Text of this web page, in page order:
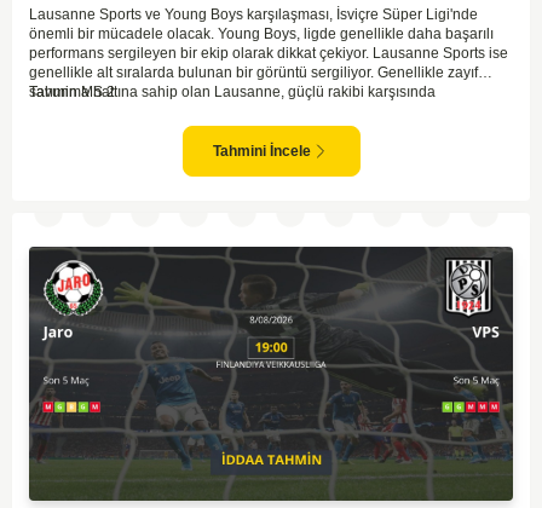
Lausanne Sports ve Young Boys karşılaşması, İsviçre Süper Ligi'nde
önemli bir mücadele olacak. Young Boys, ligde genellikle daha başarılı
performans sergileyen bir ekip olarak dikkat çekiyor. Lausanne Sports ise
genellikle alt sıralarda bulunan bir görüntü sergiliyor. Genellikle zayıf
savunma hattına sahip olan Lausanne, güçlü rakibi karşısında
Maçın sonucunda Young Boys'un galip gelme olasılığı yüksek görünüyor.
Tahmin MS 2
Tahmini İncele